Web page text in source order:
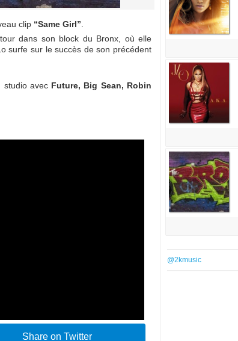
clip “Same Girl”
dans son block du Bronx, où elle
surfe sur le succès de son précédent
studio avecFuture, Big Sean, Robin
Share on Twitter
@2kmusic